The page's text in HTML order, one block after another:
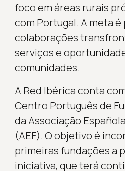
foco em áreas rurais
com Portugal. A meta
colaborações
serviços e
comunidades.
A Red Ibérica conta
Centro Português de
da Associação
(AEF). O objetivo é
primeiras fundações a
iniciativa, que terá